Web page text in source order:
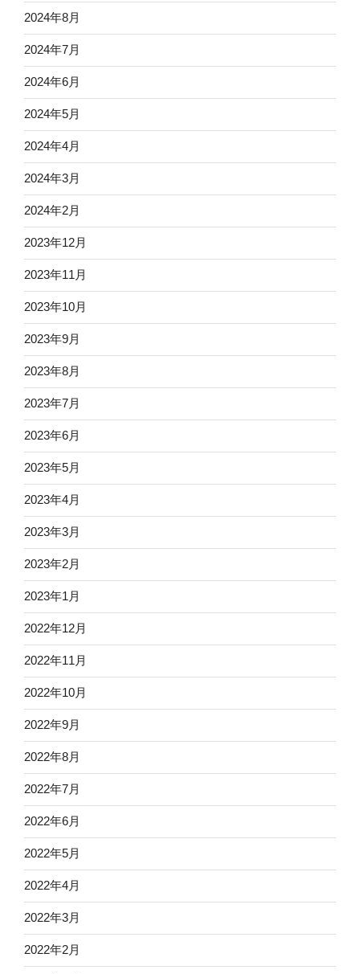
2024年8月
2024年7月
2024年6月
2024年5月
2024年4月
2024年3月
2024年2月
2023年12月
2023年11月
2023年10月
2023年9月
2023年8月
2023年7月
2023年6月
2023年5月
2023年4月
2023年3月
2023年2月
2023年1月
2022年12月
2022年11月
2022年10月
2022年9月
2022年8月
2022年7月
2022年6月
2022年5月
2022年4月
2022年3月
2022年2月